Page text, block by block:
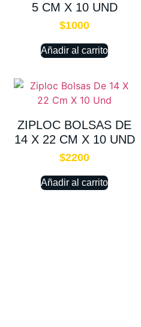
5 CM X 10 UND
$1000
Añadir al carrito
ZIPLOC BOLSAS DE
14 X 22 CM X 10 UND
$2200
Añadir al carrito